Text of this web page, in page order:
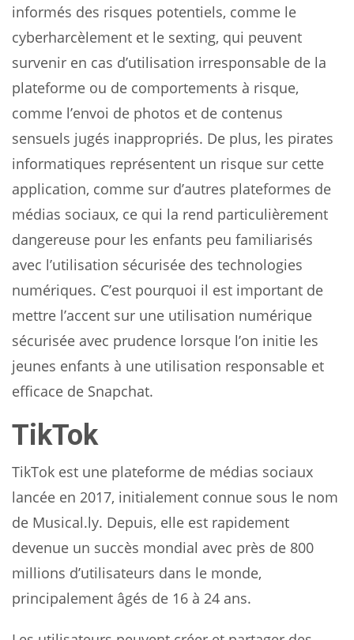
informés des risques potentiels, comme le
cyberharcèlement et le sexting, qui peuvent
survenir en cas d’utilisation irresponsable de la
plateforme ou de comportements à risque,
comme l’envoi de photos et de contenus
sensuels jugés inappropriés. De plus, les pirates
informatiques représentent un risque sur cette
application, comme sur d’autres plateformes de
médias sociaux, ce qui la rend particulièrement
dangereuse pour les enfants peu familiarisés
avec l’utilisation sécurisée des technologies
numériques. C’est pourquoi il est important de
mettre l’accent sur une utilisation numérique
sécurisée avec prudence lorsque l’on initie les
jeunes enfants à une utilisation responsable et
efficace de Snapchat.
TikTok
TikTok est une plateforme de médias sociaux
lancée en 2017, initialement connue sous le nom
de Musical.ly. Depuis, elle est rapidement
devenue un succès mondial avec près de 800
millions d’utilisateurs dans le monde,
principalement âgés de 16 à 24 ans.